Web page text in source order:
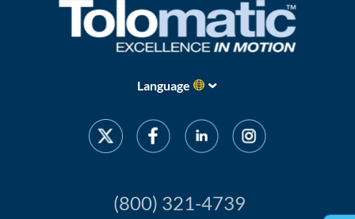
Language
(800) 321-4739
Dealer